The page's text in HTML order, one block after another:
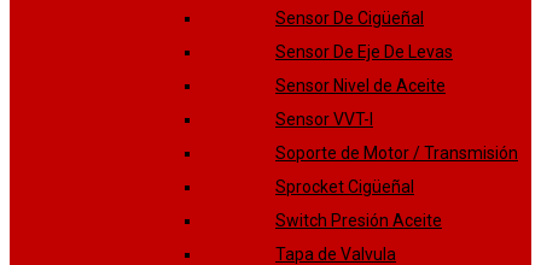
Sensor De Cigüeñal
Sensor De Eje De Levas
Sensor Nivel de Aceite
Sensor VVT-I
Soporte de Motor / Transmisión
Sprocket Cigüeñal
Switch Presión Aceite
Tapa de Valvula